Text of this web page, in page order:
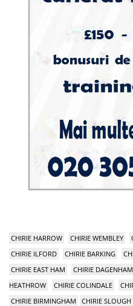
CHIRIE HARROW CHIRIE WEMBLEY
CHIRIE ILFORD
CHIRIE BARKING
CHIRIE EAST HAM
CHIRIE DAGENHAM
HEATHROW
CHIRIE COLINDALE
CHIRIE BIRMINGHAM
CHIRIE SLOUGH